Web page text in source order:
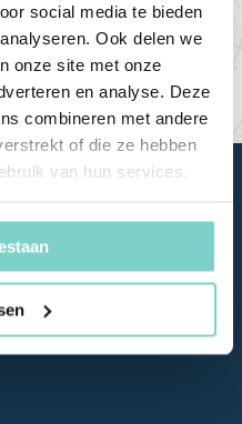
social media te bieden
Ook delen we
onze site met onze
en analyse. Deze
combineren met andere
of die ze hebben
van hun services.